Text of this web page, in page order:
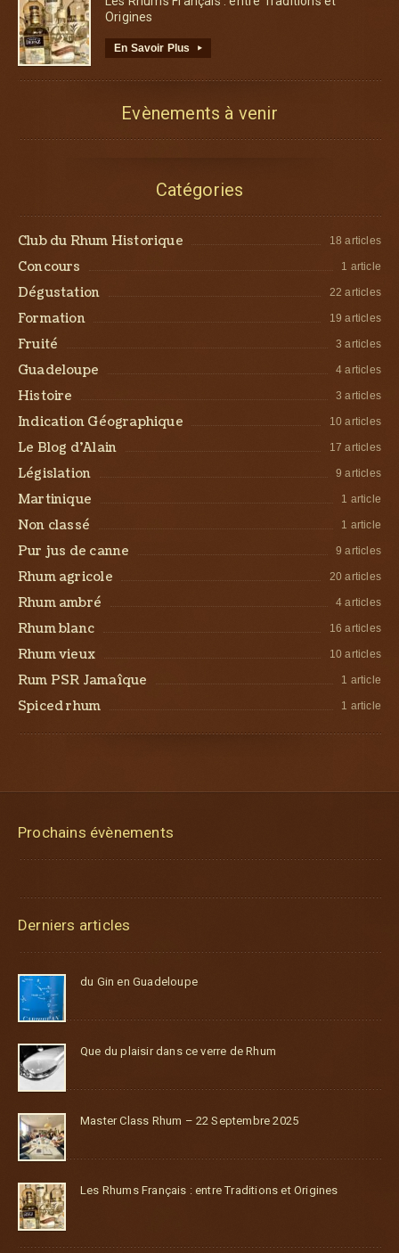
Origines
En Savoir Plus ▸
Evènements à venir
Catégories
18 articles
Club du Rhum Historique
1 article
Concours
22 articles
Dégustation
19 articles
Formation
3 articles
Fruité
4 articles
Guadeloupe
3 articles
Histoire
10 articles
Indication Géographique
17 articles
Le Blog d’Alain
9 articles
Législation
1 article
Martinique
1 article
Non classé
9 articles
Pur jus de canne
20 articles
Rhum agricole
4 articles
Rhum ambré
16 articles
Rhum blanc
10 articles
Rhum vieux
1 article
Rum PSR Jamaîque
1 article
Spiced rhum
Prochains évènements
Derniers articles
du Gin en Guadeloupe
Que du plaisir dans ce verre de Rhum
Master Class Rhum – 22 Septembre 2025
Les Rhums Français : entre Traditions et Origines